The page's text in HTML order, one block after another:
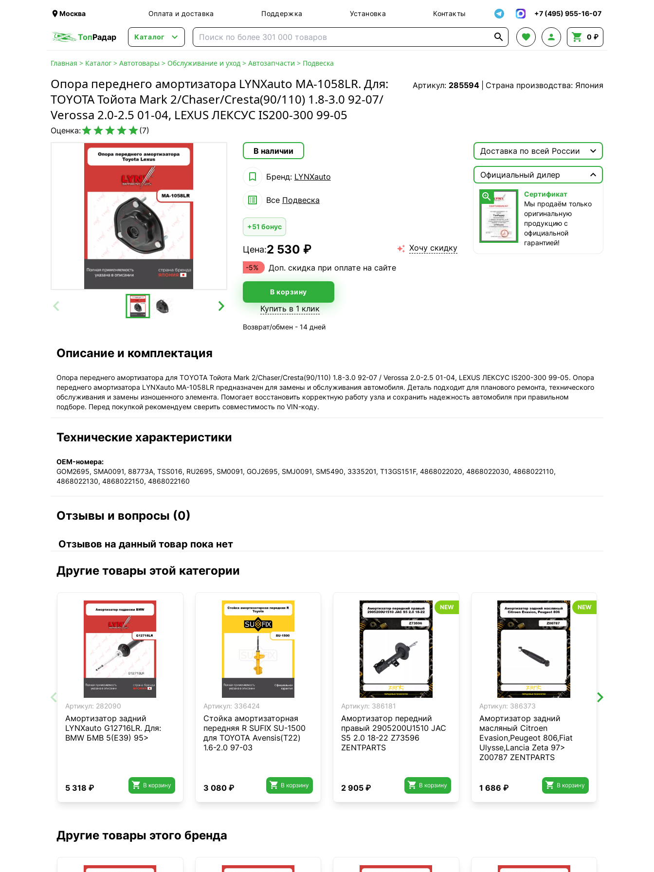
Москва Оплата и доставка Поддержка Установка Контакты +7 (495) 955-16-07
ТопРадар Каталог      0 ₽
Главная > Каталог > Автотовары > Обслуживание и уход > Автозапчасти > Подвеска
Опора переднего амортизатора LYNXauto MA-1058LR. Для:
TOYOTA Тойота Mark 2/Chaser/Cresta(90/110) 1.8-3.0 92-07/
Verossa 2.0-2.5 01-04, LEXUS ЛЕКСУС IS200-300 99-05
Артикул: 285594 Страна производства: Япония
Оценка:(7)
В наличии
 Бренд: LYNXauto
 Все Подвеска
+51 бонус
Цена:2 530 ₽  Хочу скидку
-5% Доп. скидка при оплате на сайте
В корзину
Купить в 1 клик
Возврат/обмен - 14 дней
Доставка по всей России 
 Москва
ТопРадар — Курьер
сегодня, от 350 ₽
ТопРадар — Самовывоз
сегодня, бесплатно
наб. Бережковская, д. 20, стр. 19
Официальный дилер


Сертификат
Мы продаём только
оригинальную
продукцию с
официальной
гарантией!
Описание и комплектация
Опора переднего амортизатора для TOYOTA Тойота Mark 2/Chaser/Cresta(90/110) 1.8-3.0 92-07 / Verossa 2.0-2.5 01-04, LEXUS ЛЕКСУС IS200-300 99-05. Опора
переднего амортизатора LYNXauto MA-1058LR предназначен для замены и обслуживания автомобиля. Деталь подходит для планового ремонта, технического
обслуживания и замены изношенного элемента. Помогает восстановить корректную работу узла и сохранить надежность автомобиля при правильном
подборе. Перед покупкой рекомендуем сверить совместимость по VIN-коду.
Технические характеристики
OEM-номера:
GOM2695, SMA0091, 88773A, TSS016, RU2695, SM0091, GOJ2695, SMJ0091, SM5490, 3335201, T13GS151F, 4868022020, 4868022030, 4868022110,
4868022130, 4868022150, 4868022160
Отзывы и вопросы (0)
Отзывов на данный товар пока нет
Другие товары этой категории
Артикул: 282090
Амортизатор задний
LYNXauto G12716LR. Для:
BMW БМВ 5(E39) 95>
5 318 ₽  В корзину
Артикул: 336424
Стойка амортизаторная
передняя R SUFIX SU-1500
для TOYOTA Avensis(T22)
1.6-2.0 97-03
3 080 ₽  В корзину
Артикул: 386181
Амортизатор передний
правый 2905200U1510 JAC
S5 2.0 18-22 Z73596
ZENTPARTS
2 905 ₽  В корзину
NEW
Артикул: 386373
Амортизатор задний
масляный Citroen
Evasion,Peugeot 806,Fiat
Ulysse,Lancia Zeta 97>
Z00787 ZENTPARTS
1 686 ₽  В корзину
NEW
Другие товары этого бренда